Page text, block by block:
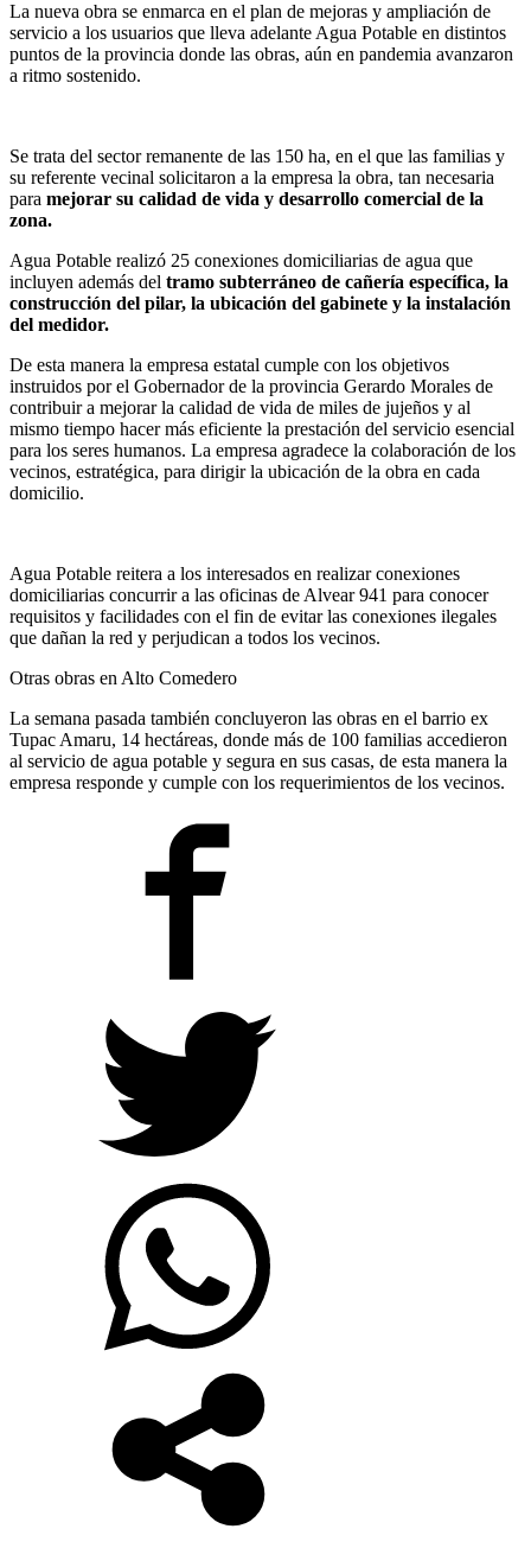
La nueva obra se enmarca en el plan de mejoras y ampliación de
servicio a los usuarios que lleva adelante Agua Potable en distintos
puntos de la provincia donde las obras, aún en pandemia avanzaron
a ritmo sostenido.
Se trata del sector remanente de las 150 ha, en el que las familias y
su referente vecinal solicitaron a la empresa la obra, tan necesaria
para mejorar su calidad de vida y desarrollo comercial de la
zona.
Agua Potable realizó 25 conexiones domiciliarias de agua que
incluyen además del tramo subterráneo de cañería específica, la
construcción del pilar, la ubicación del gabinete y la instalación
del medidor.
De esta manera la empresa estatal cumple con los objetivos
instruidos por el Gobernador de la provincia Gerardo Morales de
contribuir a mejorar la calidad de vida de miles de jujeños y al
mismo tiempo hacer más eficiente la prestación del servicio esencial
para los seres humanos. La empresa agradece la colaboración de los
vecinos, estratégica, para dirigir la ubicación de la obra en cada
domicilio.
Agua Potable reitera a los interesados en realizar conexiones
domiciliarias concurrir a las oficinas de Alvear 941 para conocer
requisitos y facilidades con el fin de evitar las conexiones ilegales
que dañan la red y perjudican a todos los vecinos.
Otras obras en Alto Comedero
La semana pasada también concluyeron las obras en el barrio ex
Tupac Amaru, 14 hectáreas, donde más de 100 familias accedieron
al servicio de agua potable y segura en sus casas, de esta manera la
empresa responde y cumple con los requerimientos de los vecinos.